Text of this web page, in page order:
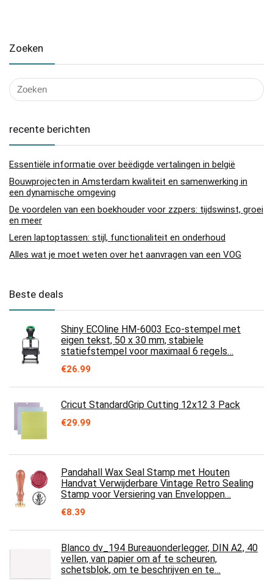
Zoeken
recente berichten
Essentiële informatie over beëdigde vertalingen in belgië
Bouwprojecten in Amsterdam kwaliteit en samenwerking in
een dynamische omgeving
De voordelen van een boekhouder voor zzpers: tijdswinst, groei
en meer
Leren laptoptassen: stijl, functionaliteit en onderhoud
Alles wat je moet weten over het aanvragen van een VOG
Beste deals
Shiny ECOline HM-6003 Eco-stempel met
eigen tekst, 50 x 30 mm, stabiele
statiefstempel voor maximaal 6 regels…
€26.99
Cricut StandardGrip Cutting 12x12 3 Pack
€29.99
Pandahall Wax Seal Stamp met Houten
Handvat Verwijderbare Vintage Retro Sealing
Stamp voor Versiering van Enveloppen…
€8.39
Blanco dv_194 Bureauonderlegger, DIN A2, 40
vellen, van papier om af te scheuren,
schetsblok, om te beschrijven en te…